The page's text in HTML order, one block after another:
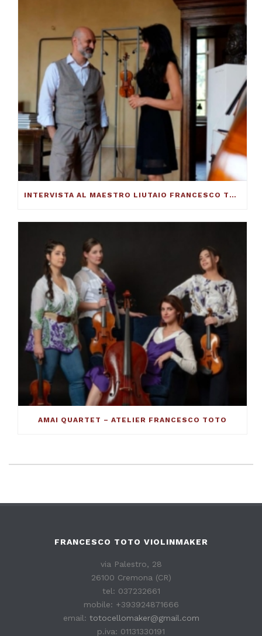
INTERVISTA AL MAESTRO LIUTAIO FRANCESCO TOTO: ECCO COME SI COSTRUISCE UN VIOLINO ECCELLENTE
AMAI QUARTET – ATELIER FRANCESCO TOTO
FRANCESCO TOTO VIOLINMAKER
via Palestro, 28
26100 Cremona (CR)
tel: 037232661
mobile: +393924871666
email: totocellomaker@gmail.com
p.iva: 01131330191